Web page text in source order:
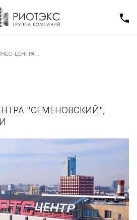
ЦЕНТРА ...
"СЕМЕНОВСКИЙ",